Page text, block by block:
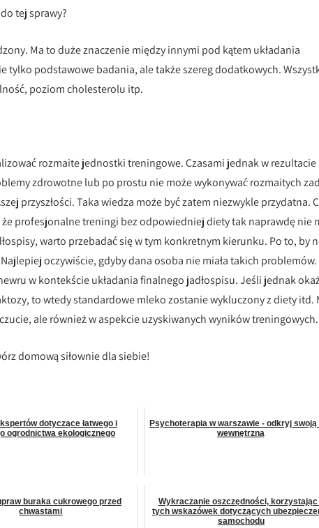
tej sprawy?
Ma to duże znaczenie między innymi pod kątem układania
podstawowe badania, ale także szereg dodatkowych.
poziom cholesterolu itp.
rozmaite jednostki treningowe. Czasami jednak w rezultacie
zdrowotne lub po prostu nie może wykonywać rozmaitych
przyszłości. Taka wiedza może być zatem niezwykle przydatna.
profesjonalne treningi bez odpowiedniej diety tak naprawdę nie
warto przebadać się w tym konkretnym kierunku. Po to, by
oczywiście, gdyby dana osoba nie miała takich problemów.
w kontekście układania finalnego jadłospisu. Jeśli jednak
to wtedy standardowe mleko zostanie wykluczony z diety itd.
ale również w aspekcie uzyskiwanych wyników treningowych.
domową siłownie dla siebie!
dotyczące łatwego i
ogrodnictwa ekologicznego
Psychoterapia w warszawie - odkryj swoją
wewnętrzną
buraka cukrowego przed
chwastami
Wykraczanie oszczędności, korzystając
tych wskazówek dotyczących
samochodu